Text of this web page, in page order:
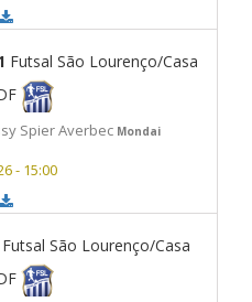
Futsal São Lourenço/Casa
Spier Averbec Mondai
- 15:00
Futsal São Lourenço/Casa